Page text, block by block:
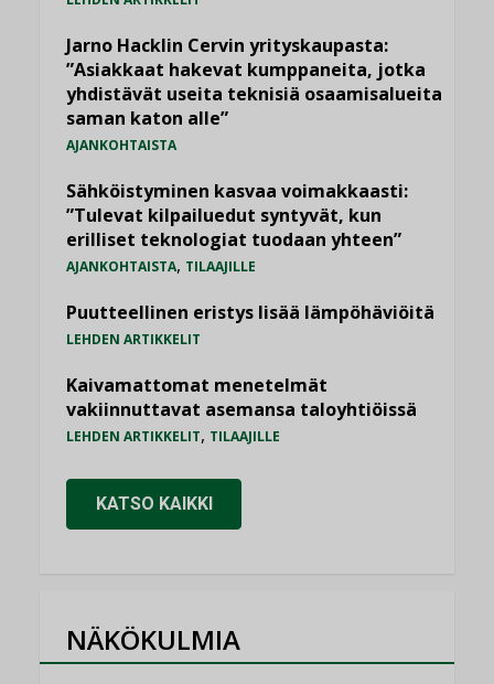
Jarno Hacklin Cervin yrityskaupasta:
”Asiakkaat hakevat kumppaneita, jotka
yhdistävät useita teknisiä osaamisalueita
saman katon alle”
AJANKOHTAISTA
Sähköistyminen kasvaa voimakkaasti:
”Tulevat kilpailuedut syntyvät, kun
erilliset teknologiat tuodaan yhteen”
AJANKOHTAISTA, TILAAJILLE
Puutteellinen eristys lisää lämpöhäviöitä
LEHDEN ARTIKKELIT
Kaivamattomat menetelmät
vakiinnuttavat asemansa taloyhtiöissä
LEHDEN ARTIKKELIT, TILAAJILLE
KATSO KAIKKI
NÄKÖKULMIA